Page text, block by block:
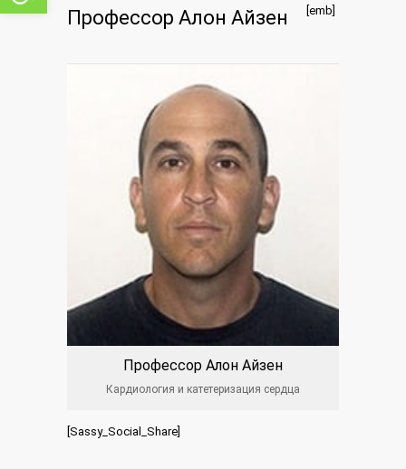
Профессор Алон Айзен [emb]
Профессор Алон Айзен
Кардиология и катетеризация сердца
[Sassy_Social_Share]